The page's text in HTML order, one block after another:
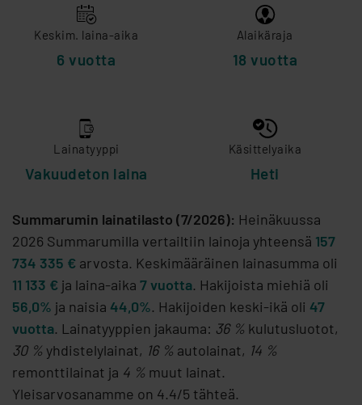
Keskim. laina-aika
6 vuotta
Alaikäraja
18 vuotta
Lainatyyppi
Vakuudeton laina
Käsittelyaika
Heti
Summarumin lainatilasto (7/2026): Heinäkuussa
2026 Summarumilla vertailtiin lainoja yhteensä 157
734 335 € arvosta. Keskimääräinen lainasumma oli
11 133 € ja laina-aika 7 vuotta. Hakijoista miehiä oli
56,0% ja naisia 44,0%. Hakijoiden keski-ikä oli 47
vuotta. Lainatyyppien jakauma: 36 % kulutusluotot,
30 % yhdistelylainat, 16 % autolainat, 14 %
remonttilainat ja 4 % muut lainat.
Yleisarvosanamme on 4.4/5 tähteä.